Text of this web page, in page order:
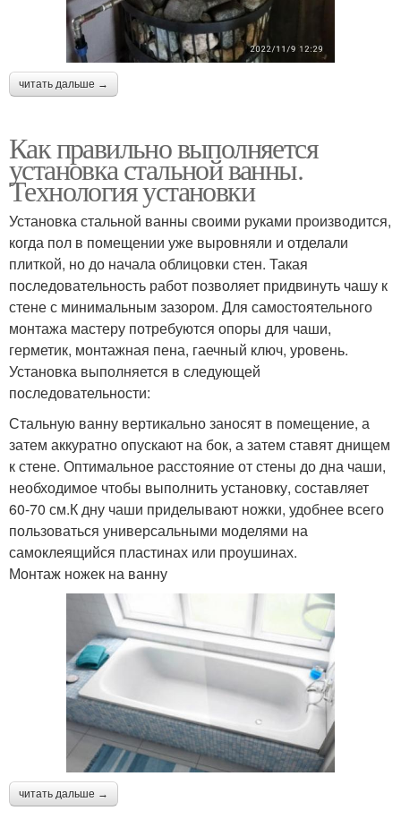
читать дальше →
Как правильно выполняется
установка стальной ванны.
Технология установки
Установка стальной ванны своими руками производится,
когда пол в помещении уже выровняли и отделали
плиткой, но до начала облицовки стен. Такая
последовательность работ позволяет придвинуть чашу к
стене с минимальным зазором. Для самостоятельного
монтажа мастеру потребуются опоры для чаши,
герметик, монтажная пена, гаечный ключ, уровень.
Установка выполняется в следующей
последовательности:
Стальную ванну вертикально заносят в помещение, а
затем аккуратно опускают на бок, а затем ставят днищем
к стене. Оптимальное расстояние от стены до дна чаши,
необходимое чтобы выполнить установку, составляет
60-70 см.К дну чаши приделывают ножки, удобнее всего
пользоваться универсальными моделями на
самоклеящийся пластинах или проушинах.
Монтаж ножек на ванну
читать дальше →